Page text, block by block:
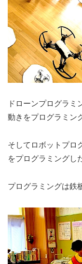
ドローンプログラミ
動きをプログラミン
そしてロボットプロ
をプログラミングし
プログラミングは鉄